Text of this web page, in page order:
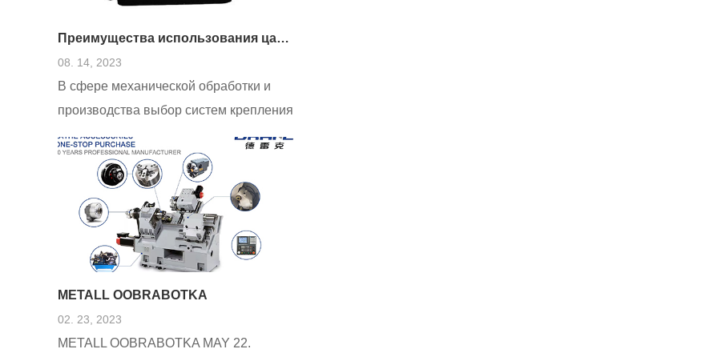
Преимущества использования цангового патрона
08. 14, 2023
В сфере механической обработки и
производства выбор систем крепления
инструмента может существенно
повлиять на качество, точность и
эффективность процесса обработки.
METALL OOBRABOTKA
02. 23, 2023
METALL OOBRABOTKA MAY 22.